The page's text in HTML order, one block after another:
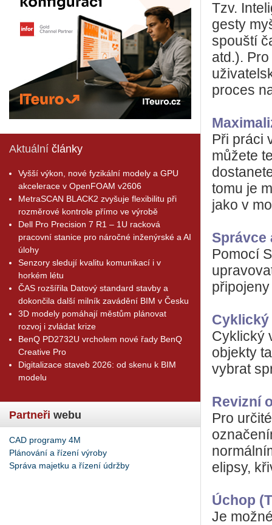
Aktuální články
Vyšší výkon, nové fyzikální modely a GPU
akcelerace v OpenFOAM v2606
MetraSCAN BLACK2 zvyšuje flexibilitu při
rozměrové kontrole přímo ve výrobě
Dell Pro Precision 7 R1 – 1U racková
pracovní stanice pro náročné inženýrské a AI
úlohy
Senzory sledují kvalitu komunikací i v
horkém létu
ČAS rozšířila Datový standard stavby a
dokončila další milník zavádění BIM v Česku
3D modely pomáhají městům plánovat
rozvoj i zvládat krize
BenQ PD2732U vrcholem nové řady BenQ
Creative Pro
Digitalizace staveb 2026: od skenu k BIM
modelu
Partneři webu
CAD programy 4M
Plánování a řízení výroby
Správa majetku a řízení údržby
Tzv.
gesty
spouští
atd.).
proces
Při práci
můžete
tomu je
jako v
Správce
Pomocí
Cyklický
objekty
vybrat
Revizní
Pro
elipsy,
Úchop
Je